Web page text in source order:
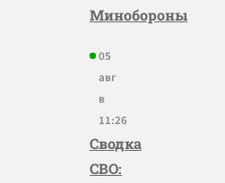
Минобороны
05
авг
в
11:26
Сводка
СВО: